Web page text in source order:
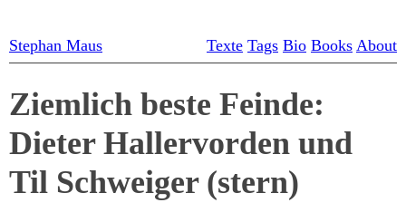
Stephan Maus Texte Tags Bio Books About
Ziemlich beste Feinde:
Dieter Hallervorden und
Til Schweiger (stern)